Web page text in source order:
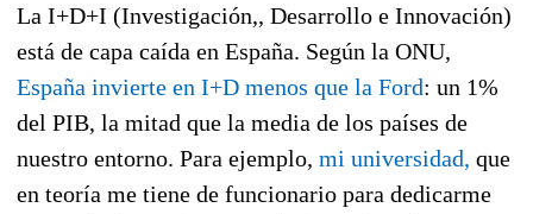
La I+D+I (Investigación,, Desarrollo e Innovación)
está de capa caída en España. Según la ONU,
España invierte en I+D menos que la Ford: un 1%
del PIB, la mitad que la media de los países de
nuestro entorno. Para ejemplo, mi universidad, que
en teoría me tiene de funcionario para dedicarme